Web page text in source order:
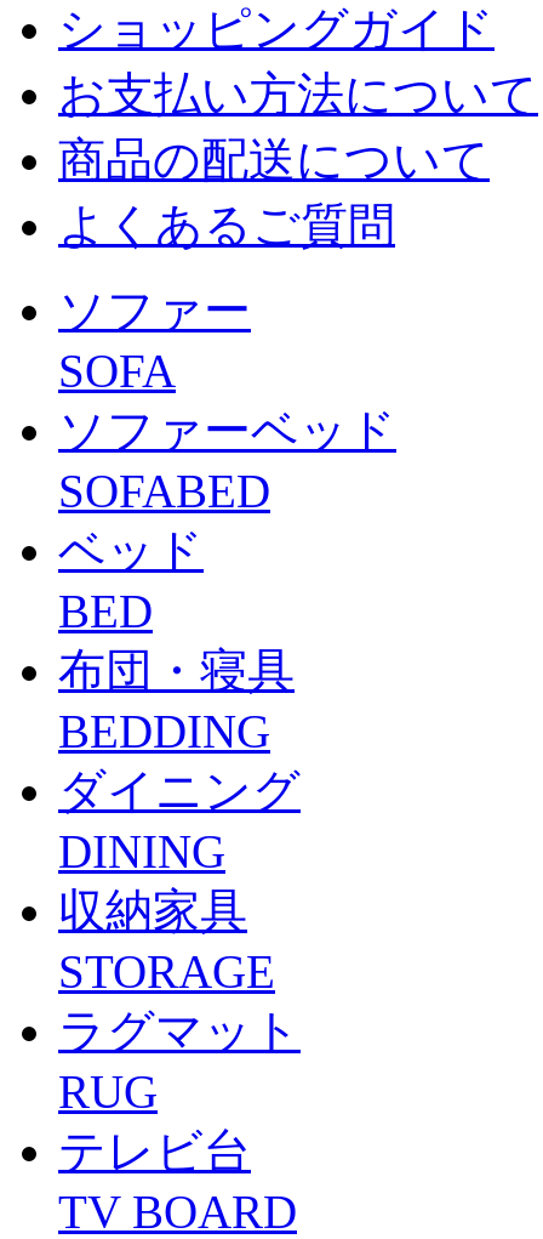
ショッピングガイド
お支払い方法について
商品の配送について
よくあるご質問
ソファー
SOFA
ソファーベッド
SOFABED
ベッド
BED
布団・寝具
BEDDING
ダイニング
DINING
収納家具
STORAGE
ラグマット
RUG
テレビ台
TV BOARD